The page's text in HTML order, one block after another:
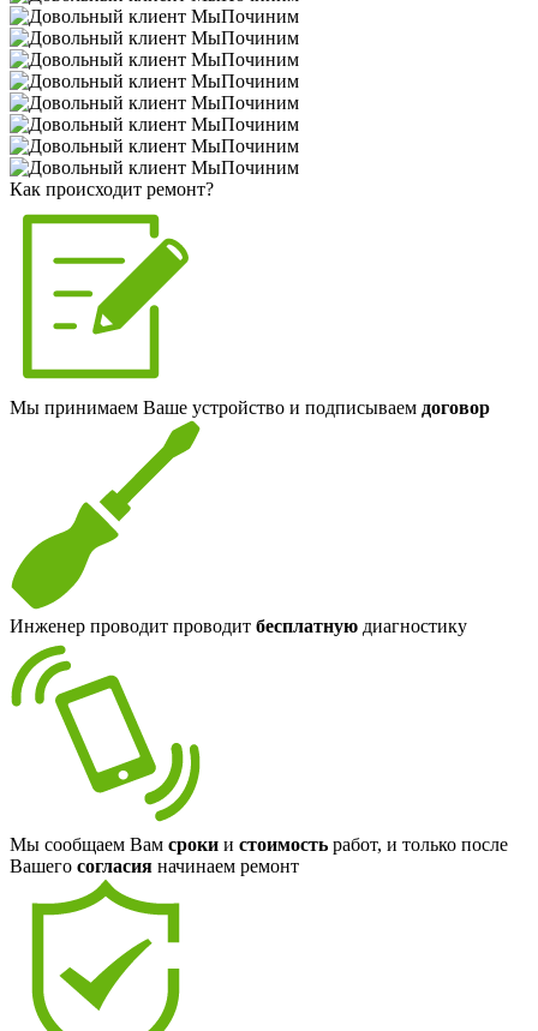
Как происходит ремонт?
Мы принимаем Ваше устройство и подписываем договор
Инженер проводит проводит бесплатную диагностику
Мы сообщаем Вам сроки и стоимость работ, и только после
Вашего согласия начинаем ремонт